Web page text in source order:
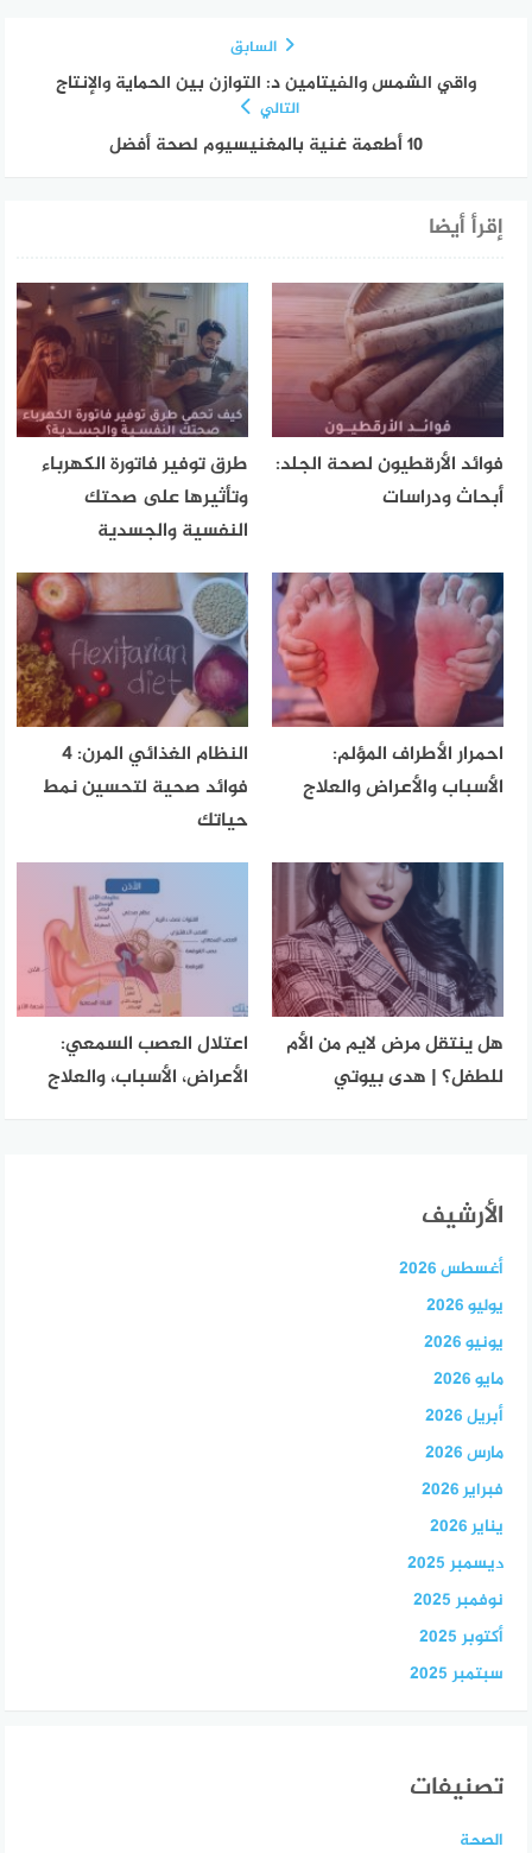
السابق
واقي الشمس والفيتامين د: التوازن بين الحماية والإنتاج
التالي
10 أطعمة غنية بالمغنيسيوم لصحة أفضل
إقرأ أيضا
فوائد الأرقطيون لصحة الجلد:
أبحاث ودراسات
طرق توفير فاتورة الكهرباء
وتأثيرها على صحتك
النفسية والجسدية
احمرار الأطراف المؤلم:
الأسباب والأعراض والعلاج
النظام الغذائي المرن: 4
فوائد صحية لتحسين نمط
حياتك
هل ينتقل مرض لايم من الأم
للطفل؟ | هدى بيوتي
اعتلال العصب السمعي:
الأعراض، الأسباب، والعلاج
الأرشيف
أغسطس 2026
يوليو 2026
يونيو 2026
مايو 2026
أبريل 2026
مارس 2026
فبراير 2026
يناير 2026
ديسمبر 2025
نوفمبر 2025
أكتوبر 2025
سبتمبر 2025
تصنيفات
الصحة